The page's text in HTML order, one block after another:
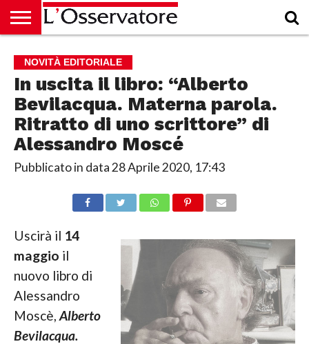
CULTURA
ECONOMIA
RUBRICHE
ARCHIVIO
PODCAST
ABBONAMENTO
CHI
SIAMO
ACCEDI
NOVITÀ EDITORIALE
In uscita il libro: “Alberto
Bevilacqua. Materna parola.
Ritratto di uno scrittore” di
Alessandro Moscé
Pubblicato in data28 Aprile 2020, 17:43
Uscirà il 14
maggio il
nuovo libro di
Alessandro
Moscè, Alberto
Bevilacqua.